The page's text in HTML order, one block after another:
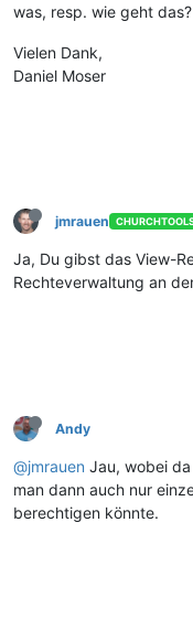
was, resp. wie geht das?
Vielen Dank,
Daniel Moser
jmrauen
Ja, Du gibst das View-
Rechteverwaltung an
Andy
@jmrauen Jau, wobei
man dann auch nur
berechtigen könnte.